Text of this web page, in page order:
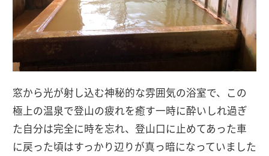
窓から光が射し込む神秘的な雰囲気の浴室で、この
極上の温泉で登山の疲れを癒す一時に酔いしれ過ぎ
た自分は完全に時を忘れ、登山口に止めてあった車
に戻った頃はすっかり辺りが真っ暗になっていました